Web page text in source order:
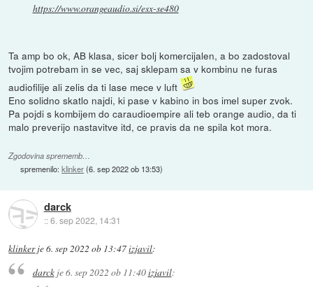
https://www.orangeaudio.si/esx-se480
Ta amp bo ok, AB klasa, sicer bolj komercijalen, a bo zadostoval
tvojim potrebam in se vec, saj sklepam sa v kombinu ne furas
audiofilije ali zelis da ti lase mece v luft
Eno solidno skatlo najdi, ki pase v kabino in bos imel super zvok.
Pa pojdi s kombijem do caraudioempire ali teb orange audio, da ti
malo preverijo nastavitve itd, ce pravis da ne spila kot mora.
Zgodovina sprememb…
spremenilo:klinker(6. sep 2022 ob 13:53)
darck
::6. sep 2022, 14:31
klinkerje6. sep 2022 ob 13:47izjavil:
darckje6. sep 2022 ob 11:40izjavil: